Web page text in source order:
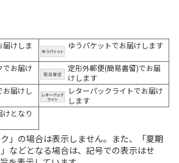
届けしま
ゆうパケットでお届けします
でお届け
定形外郵便(簡易書留)でお届
けします
お届けし
レターパックライトでお届け
します
けとなり
」の場合は表示しません。また、「夏期
などとなる場合は、記号での表示はせ